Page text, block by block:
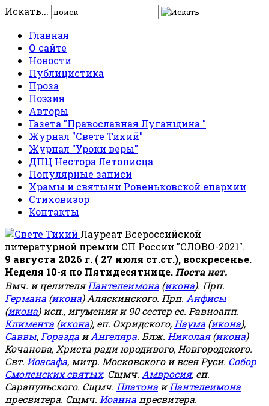
Искать...
Главная
О сайте
Новости
Публицистика
Проза
Поэзия
Авторы
Газета "Православная Луганщина "
Журнал "Свете Тихий"
Журнал "Уроки веры"
ДПЦ Нестора Летописца
Популярные записи
Храмы и святыни Ровеньковской епархии
Стиховизор
Контакты
Лауреат Всероссийской
литературной премии СП России "СЛОВО-2021".
9 августа 2026 г. ( 27 июля ст.ст.), воскресенье.
Неделя 10-я по Пятидесятнице. Поста нет.
Вмч. и целителяПантелеимона (икона). Прп.
Германа (икона) Аляскинского. Прп. Анфисы
(икона) исп., игумении и 90 сестер ее. Равноапп.
Климента (икона), еп. Охридского, Наума (икона),
Саввы, Горазда иАнгеляра. Блж. Николая(икона)
Кочанова, Христа ради юродивого, Новгородского.
Свт. Иоасафа, митр. Московского и всея Руси. Собор
Смоленских святых. Сщмч. Амвросия, еп.
Сарапульского. Сщмч. Платона иПантелеимона
пресвитера. Сщмч. Иоанна пресвитера.